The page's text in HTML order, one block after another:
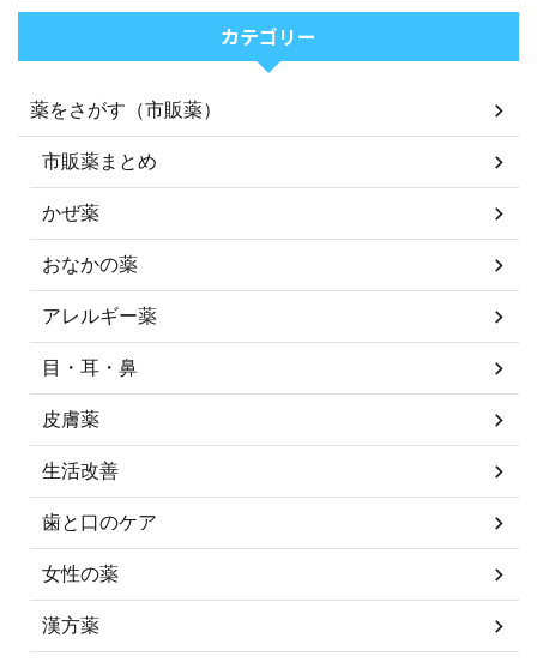
カテゴリー
薬をさがす（市販薬）
市販薬まとめ
かぜ薬
おなかの薬
アレルギー薬
目・耳・鼻
皮膚薬
生活改善
歯と口のケア
女性の薬
漢方薬